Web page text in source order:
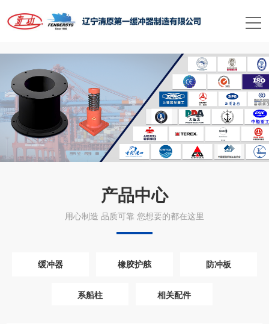
产品中心
用心制造 品质可靠 您想要的都在这里
缓冲器 橡胶护舷 防冲板
系船柱 相关配件